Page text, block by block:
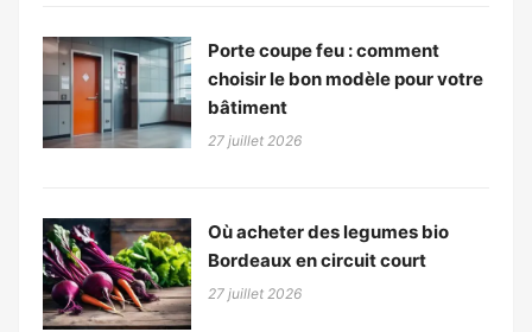
Porte coupe feu : comment
choisir le bon modèle pour votre
bâtiment
27 juillet 2026
Où acheter des legumes bio
Bordeaux en circuit court
27 juillet 2026